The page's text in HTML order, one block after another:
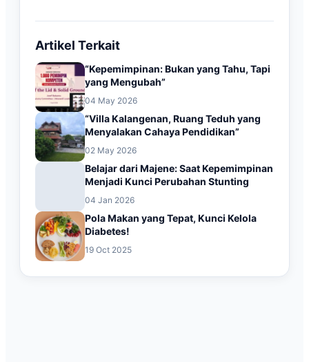
Artikel Terkait
“Kepemimpinan: Bukan yang Tahu, Tapi
yang Mengubah”
04 May 2026
“Villa Kalangenan, Ruang Teduh yang
Menyalakan Cahaya Pendidikan”
02 May 2026
Belajar dari Majene: Saat Kepemimpinan
Menjadi Kunci Perubahan Stunting
04 Jan 2026
Pola Makan yang Tepat, Kunci Kelola
Diabetes!
19 Oct 2025